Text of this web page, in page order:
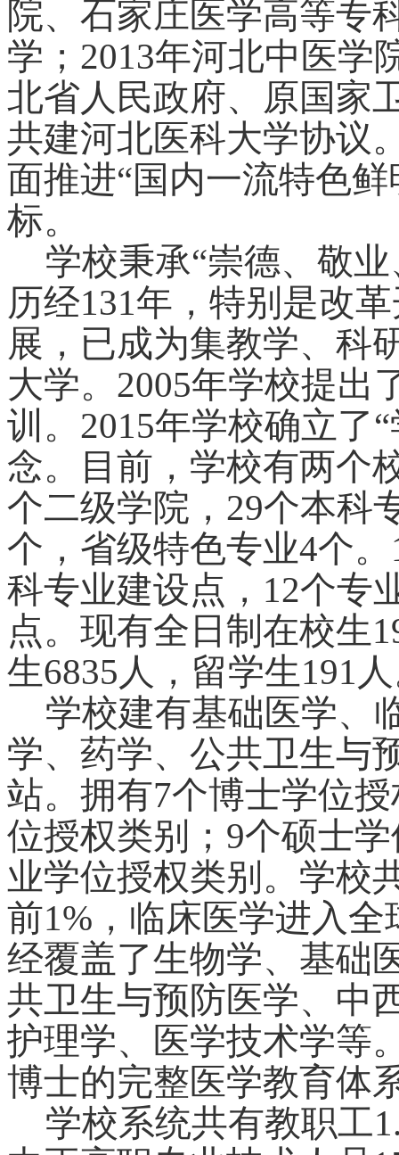
院、石家庄医学高等专
学；2013年河北中医学
北省人民政府、原国家
共建河北医科大学协议
面推进“国内一流特色
标。
学校秉承“崇德、敬
历经131年，特别是改
展，已成为集教学、科
大学。2005年学校提出
训。2015年学校确立了
念。目前，学校有两个
个二级学院，29个本科
个，省级特色专业4个
科专业建设点，12个专
点。现有全日制在校生
生6835人，留学生191
学校建有基础医学、
学、药学、公共卫生与
站。拥有7个博士学位
位授权类别；9个硕士
业学位授权类别。学校
前1%，临床医学进入
经覆盖了生物学、基础
共卫生与预防医学、中
护理学、医学技术学等
博士的完整医学教育体
学校系统共有教职工